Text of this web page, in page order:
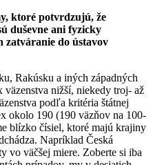
ktoré potvrdzujú, že
duševne ani fyzicky
zatváranie do ústavov
Rakúsku a iných západných
nižší, niekedy troj- až
podľa kritéria štátnej
okolo 190 (190 väzňov na 100-
blízko čísiel, ktoré majú krajiny
Napríklad Česká
vo väčšej miere. Zoberte si iba